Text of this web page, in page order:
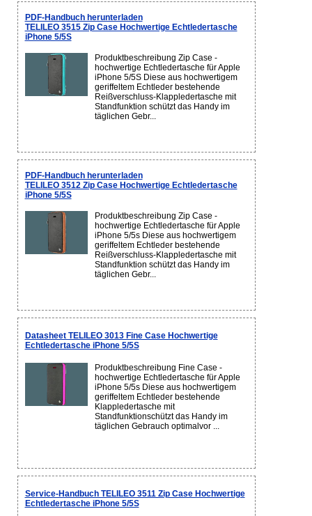
PDF-Handbuch herunterladen
TELILEO 3515 Zip Case Hochwertige Echtledertasche
iPhone 5/5S
Produktbeschreibung Zip Case -
hochwertige Echtledertasche für Apple
iPhone 5/5S Diese aus hochwertigem
geriffeltem Echtleder bestehende
Reißverschluss-Klappledertasche mit
Standfunktion schützt das Handy im
täglichen Gebr...
PDF-Handbuch herunterladen
TELILEO 3512 Zip Case Hochwertige Echtledertasche
iPhone 5/5S
Produktbeschreibung Zip Case -
hochwertige Echtledertasche für Apple
iPhone 5/5s Diese aus hochwertigem
geriffeltem Echtleder bestehende
Reißverschluss-Klappledertasche mit
Standfunktion schützt das Handy im
täglichen Gebr...
Datasheet TELILEO 3013 Fine Case Hochwertige
Echtledertasche iPhone 5/5S
Produktbeschreibung Fine Case -
hochwertige Echtledertasche für Apple
iPhone 5/5s Diese aus hochwertigem
geriffeltem Echtleder bestehende
Klappledertasche mit
Standfunktionschützt das Handy im
täglichen Gebrauch optimalvor ...
Service-Handbuch TELILEO 3511 Zip Case Hochwertige
Echtledertasche iPhone 5/5S